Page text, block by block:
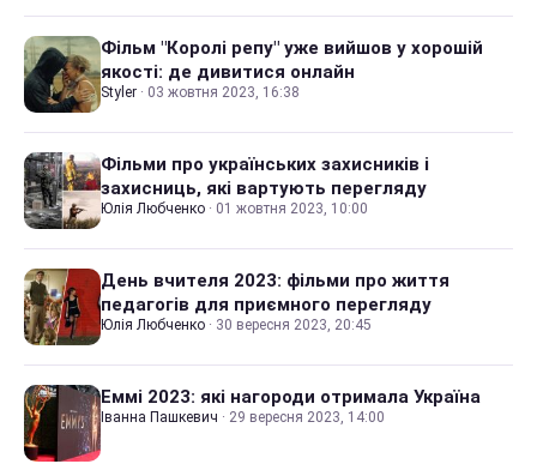
Фільм "Королі репу" уже вийшов у хорошій
якості: де дивитися онлайн
Styler · 03 жовтня 2023, 16:38
Фільми про українських захисників і
захисниць, які вартують перегляду
Юлія Любченко · 01 жовтня 2023, 10:00
День вчителя 2023: фільми про життя
педагогів для приємного перегляду
Юлія Любченко · 30 вересня 2023, 20:45
Еммі 2023: які нагороди отримала Україна
Іванна Пашкевич · 29 вересня 2023, 14:00